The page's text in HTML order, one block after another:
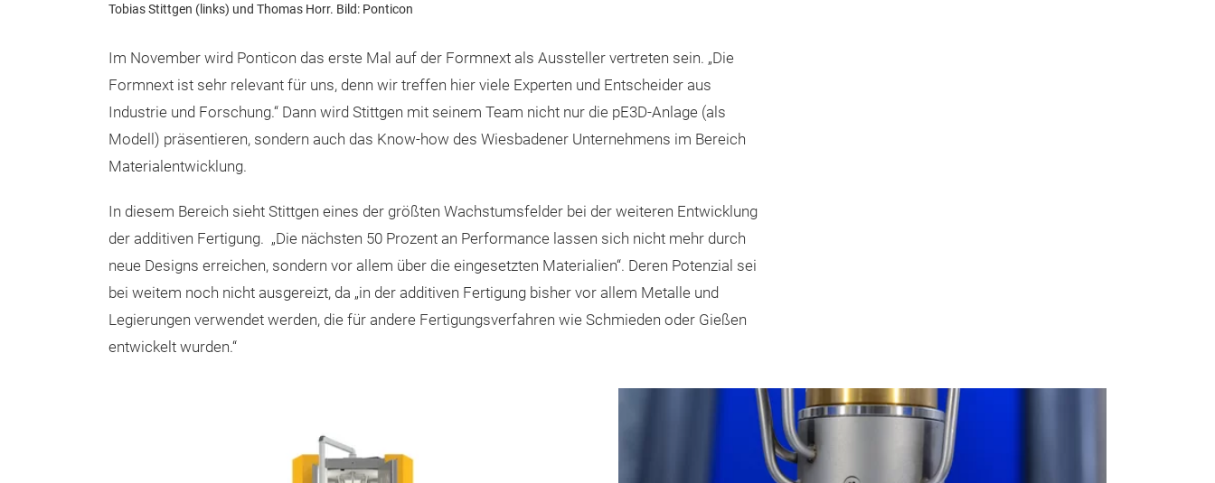
Tobias Stittgen (links) und Thomas Horr. Bild: Ponticon
Im November wird Ponticon das erste Mal auf der Formnext als Aussteller vertreten sein. „Die
Formnext ist sehr relevant für uns, denn wir treffen hier viele Experten und Entscheider aus
Industrie und Forschung.“ Dann wird Stittgen mit seinem Team nicht nur die pE3D-Anlage (als
Modell) präsentieren, sondern auch das Know-how des Wiesbadener Unternehmens im Bereich
Materialentwicklung.
In diesem Bereich sieht Stittgen eines der größten Wachstumsfelder bei der weiteren Entwicklung
der additiven Fertigung. „Die nächsten 50 Prozent an Performance lassen sich nicht mehr durch
neue Designs erreichen, sondern vor allem über die eingesetzten Materialien“. Deren Potenzial sei
bei weitem noch nicht ausgereizt, da „in der additiven Fertigung bisher vor allem Metalle und
Legierungen verwendet werden, die für andere Fertigungsverfahren wie Schmieden oder Gießen
entwickelt wurden.“